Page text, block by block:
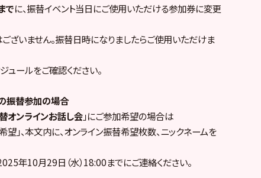
でに、振替イベント当日にご使用いただける参加券に変更
ざいません。振替日時になりましたらご使用いただけま
ールをご確認ください。
振替参加の場合
替オンラインお話し会」にご参加希望の場合は
」、本文内に、オンライン振替希望枚数、ニックネームを
年10月29日（水）18:00までにご連絡ください。